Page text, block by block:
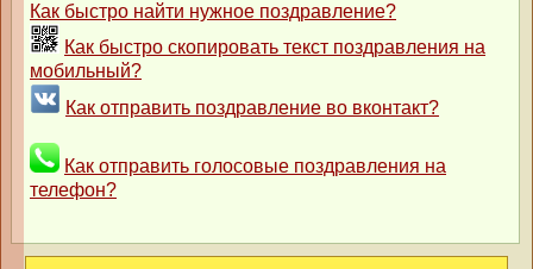
Как быстро найти нужное поздравление?
Как быстро скопировать текст поздравления на
мобильный?
Как отправить поздравление во вконтакт?
Как отправить голосовые поздравления на
телефон?